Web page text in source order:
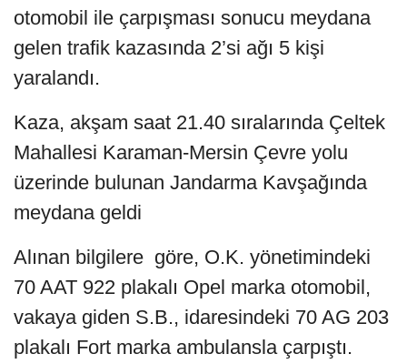
otomobil ile çarpışması sonucu meydana
gelen trafik kazasında 2’si ağı 5 kişi
yaralandı.
Kaza, akşam saat 21.40 sıralarında Çeltek
Mahallesi Karaman-Mersin Çevre yolu
üzerinde bulunan Jandarma Kavşağında
meydana geldi
Alınan bilgilere göre, O.K. yönetimindeki
70 AAT 922 plakalı Opel marka otomobil,
vakaya giden S.B., idaresindeki 70 AG 203
plakalı Fort marka ambulansla çarpıştı.